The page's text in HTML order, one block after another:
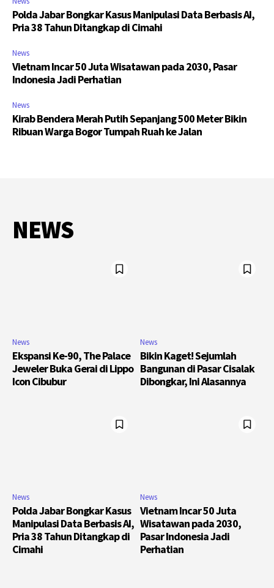
Polda Jabar Bongkar Kasus Manipulasi Data Berbasis AI,
Pria 38 Tahun Ditangkap di Cimahi
News
Vietnam Incar 50 Juta Wisatawan pada 2030, Pasar
Indonesia Jadi Perhatian
News
Kirab Bendera Merah Putih Sepanjang 500 Meter Bikin
Ribuan Warga Bogor Tumpah Ruah ke Jalan
NEWS
News
Ekspansi Ke-90, The Palace
Jeweler Buka Gerai di Lippo
Icon Cibubur
News
Bikin Kaget! Sejumlah
Bangunan di Pasar Cisalak
Dibongkar, Ini Alasannya
News
Polda Jabar Bongkar Kasus
Manipulasi Data Berbasis AI,
Pria 38 Tahun Ditangkap di
Cimahi
News
Vietnam Incar 50 Juta
Wisatawan pada 2030,
Pasar Indonesia Jadi
Perhatian